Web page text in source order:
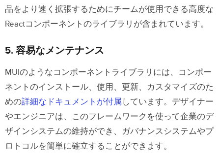
品をより速く拡張するためにチームが使用できる高度な
Reactコンポーネントのライブラリが含まれています。
5. 容易なメンテナンス
MUIのようなコンポーネントライブラリには、コンポー
ネントのインストール、使用、更新、カスタマイズのた
めの詳細なドキュメントが付属 しています。デザイナー
やエンジニアは、このフレームワークを使って企業のデ
ザインシステムの維持ができ、ガバナンスシステムやプ
ロトコルを簡単に確立することができます。